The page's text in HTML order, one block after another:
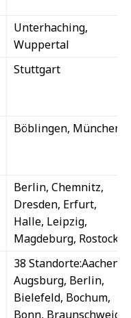
Unterhaching,
Wuppertal
Stuttgart
Böblingen, München
Berlin, Chemnitz,
Dresden, Erfurt,
Halle, Leipzig,
Magdeburg, Rostock
38 Standorte:Aachen,
Augsburg, Berlin,
Bielefeld, Bochum,
Bonn, Braunschweig,